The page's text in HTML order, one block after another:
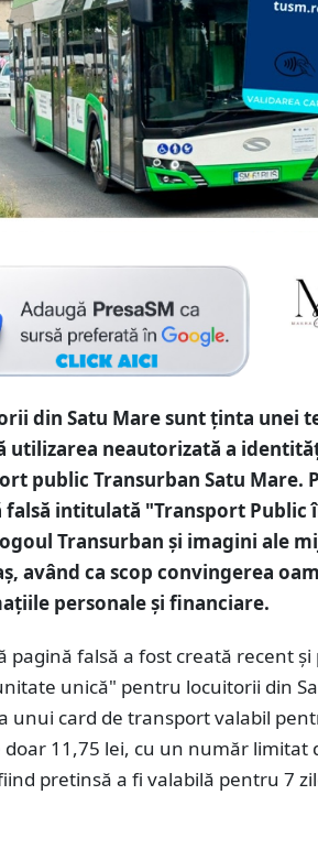
din Satu Mare sunt ținta unei
utilizarea neautorizată a
public Transurban Satu Mare.
falsă intitulată "Transport Public
Transurban și imagini ale
având ca scop convingerea
personale și financiare.
pagină falsă a fost creată recent și
unică" pentru locuitorii din
unui card de transport valabil
doar 11,75 lei, cu un număr limitat
pretinsă a fi valabilă pentru 7